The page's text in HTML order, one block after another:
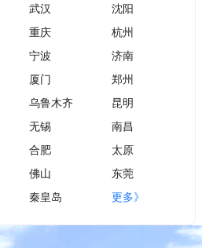
武汉
沈阳
重庆
杭州
宁波
济南
厦门
郑州
乌鲁木齐
昆明
无锡
南昌
合肥
太原
佛山
东莞
秦皇岛 更多》